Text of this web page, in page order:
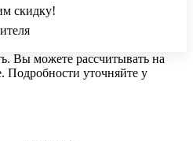
скидку!
Вы можете рассчитывать на
Подробности уточняйте у